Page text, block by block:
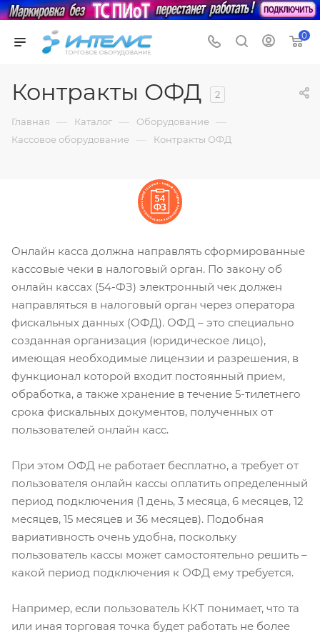
0
Контракты ОФД 2
Главная — Каталог — Оборудование —
Кассовое оборудование — Контракты ОФД
Онлайн касса должна направлять сформированные
кассовые чеки в налоговый орган. По закону об
онлайн кассах (54-ФЗ) электронный чек должен
направляться в налоговый орган через оператора
фискальных данных (ОФД). ОФД – это специально
созданная организация (юридическое лицо),
имеющая необходимые лицензии и разрешения, в
функционал которой входит постоянный прием,
обработка, а также хранение в течение 5-тилетнего
срока фискальных документов, полученных от
пользователей онлайн касс.
При этом ОФД не работает бесплатно, а требует от
пользователя онлайн кассы оплатить определенный
период подключения (1 день, 3 месяца, 6 месяцев, 12
месяцев, 15 месяцев и 36 месяцев). Подобная
вариативность очень удобна, поскольку
пользователь кассы может самостоятельно решить –
какой период подключения к ОФД ему требуется.
Например, если пользователь ККТ понимает, что та
или иная торговая точка будет работать не более